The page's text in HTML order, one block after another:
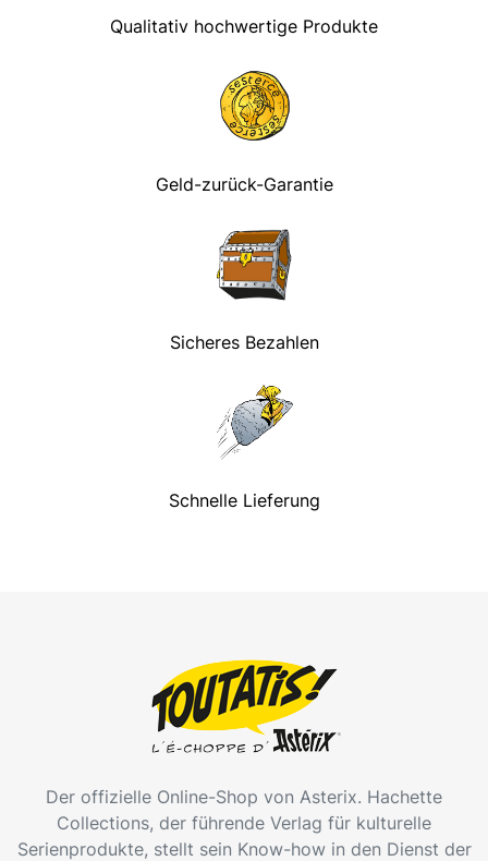
Qualitativ hochwertige Produkte
Geld-zurück-Garantie
Sicheres Bezahlen
Schnelle Lieferung
Der offizielle Online-Shop von Asterix. Hachette
Collections, der führende Verlag für kulturelle
Serienprodukte, stellt sein Know-how in den Dienst der